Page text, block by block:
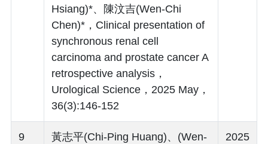
Hsiang)*、陳汶吉(Wen-Chi
Chen)*，Clinical presentation of
synchronous renal cell
carcinoma and prostate cancer A
retrospective analysis，
Urological Science，2025 May，
36(3):146-152
9
黃志平(Chi-Ping Huang)、(Wen-
2025